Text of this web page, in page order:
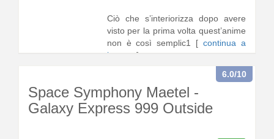
Ciò che s’interiorizza dopo avere
visto per la prima volta quest’anime
non è così semplic1 [continua a
leggere]
Space Symphony Maetel -
Galaxy Express 999 Outside
6.0/10